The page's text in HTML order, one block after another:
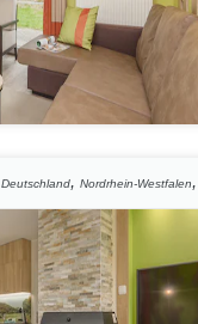
Deutschland,Nordrhein-Westfalen,